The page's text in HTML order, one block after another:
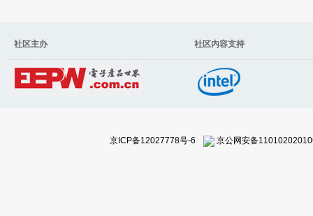
社区主办 社区内容支持
京ICP备12027778号-6 京公网安备